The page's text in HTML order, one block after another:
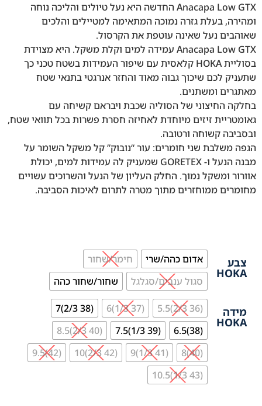
Anacapa Low GTX החדשה היא נעל טיולים והליכה נוחה
ומהירה, בעלת גזרה נמוכה המתאימה למטיילים והלכים
שאוהבים נעל שאינה עוטפת את הקרסול.
Anacapa Low GTX עמידה למים וקלת משקל. היא מצוידת
בסוליית HOKA קלאסית עם שיפור העמידות בשטח טכני כך
שתעניק לכם שיכוך גבוה מאוד והחזר אנרגטי בתנאי שטח
מאתגרים ומשתנים.
בחלקה החיצוני של הסוליה שכבת ויבראם קשיחה עם
גאומטריית זיזים מיוחדת לאחיזה חסרת פשרות בכל תוואי שטח,
ובסביבה קשוחה ורטובה.
הגפה משלבת שני חומרים: עור “נובוק” קל משקל השומר על
מבנה הנעל ו- GORETEX שמעניק לה עמידות למים, יכולת
אוורור ומשקל נמוך. החלק העליון של הנעל והשרוכים עשויים
מחומרים ממוחזרים מתוך מטרה לתרום לאיכות הסביבה.
צבע
HOKA
אדום כהה/שרי
חימר/שחור
סגול ענבים/סגלגל
שחור/שחור כהה
מידה
HOKA
(36 2/3)5.5
(37 1/3)6
(38 2/3)7
(38)6.5
(39 1/3)7.5
(40 2/3)8.5
(40)8
(41 1/3)9
(42 2/3)10
(42)9.5
(43 1/3)10.5